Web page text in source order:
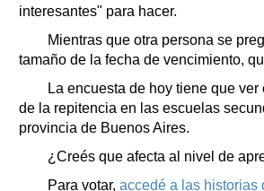
interesantes" para hacer.
Mientras que otra persona se
tamaño de la fecha de vencimiento,
La encuesta de hoy tiene que ver
de la repitencia en las escuelas
provincia de Buenos Aires.
¿Creés que afecta al nivel de
Para votar, accedé a las historias